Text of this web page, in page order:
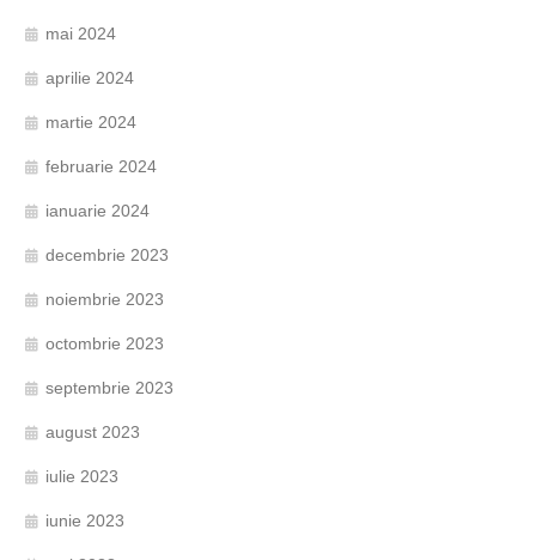
mai 2024
aprilie 2024
martie 2024
februarie 2024
ianuarie 2024
decembrie 2023
noiembrie 2023
octombrie 2023
septembrie 2023
august 2023
iulie 2023
iunie 2023